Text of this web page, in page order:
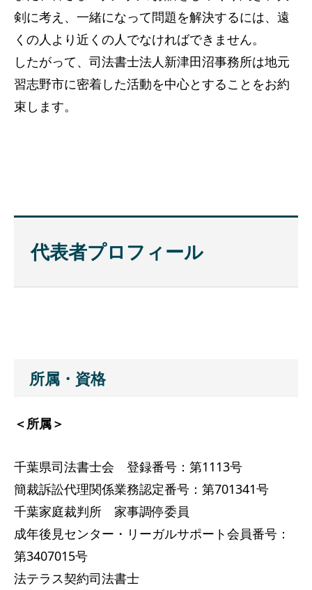
剣に考え、一緒になって問題を解決するには、遠
くの人より近くの人でなければできません。
したがって、司法書士法人新津田沼事務所は地元
習志野市に密着した活動を中心とすることをお約
束します。
代表者プロフィール
所属・資格
＜所属＞
千葉県司法書士会 登録番号：第1113号
簡裁訴訟代理関係業務認定番号：第701341号
千葉家庭裁判所 家事調停委員
成年後見センター・リーガルサポート会員番号：
第3407015号
法テラス契約司法書士